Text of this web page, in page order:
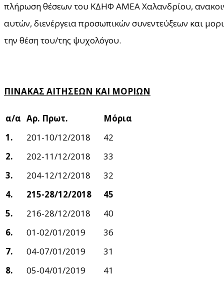
πλήρωση θέσεων του ΚΔΗΦ ΑΜΕΑ Χαλανδρίου,
αυτών, διενέργεια προσωπικών συνεντεύξεων και
την θέση του/της ψυχολόγου.
ΠΙΝΑΚΑΣ ΑΙΤΗΣΕΩΝ ΚΑΙ ΜΟΡΙΩΝ
α/α Αρ. Πρωτ.
Μόρια
1.
201-10/12/2018
42
2.
202-11/12/2018
33
3.
204-12/12/2018
32
4.
215-28/12/2018
45
5.
216-28/12/2018
40
6.
01-02/01/2019
36
7.
04-07/01/2019
31
8.
05-04/01/2019
41